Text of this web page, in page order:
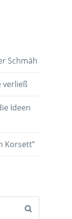
Schmäh
verließ
Ideen
Korsett”